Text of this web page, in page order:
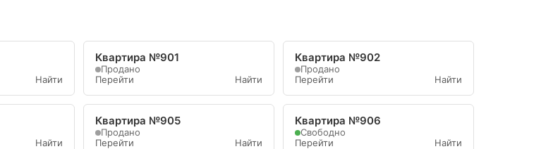
Найти
Квартира №901
Продано
Перейти
Найти
Квартира №902
Продано
Перейти
Найти
Найти
Квартира №905
Продано
Перейти
Найти
Квартира №906
Свободно
Перейти
Найти